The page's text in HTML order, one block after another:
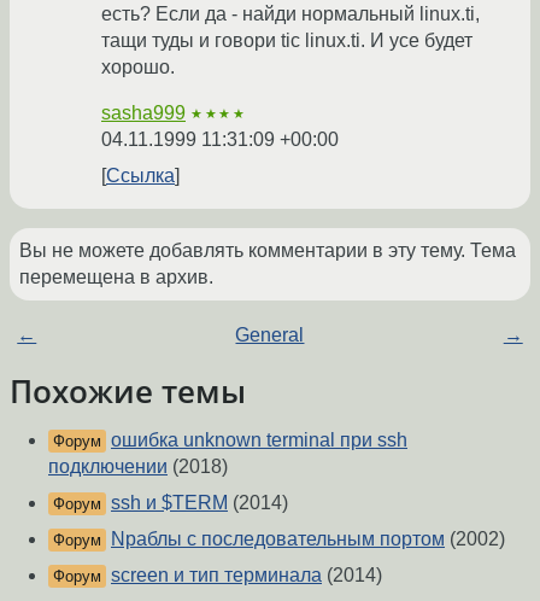
есть? Если да - найди нормальный linux.ti,
тащи туды и говори tic linux.ti. И усе будет
хорошо.
sasha999 ★★★★
04.11.1999 11:31:09 +00:00
Ссылка
Вы не можете добавлять комментарии в эту тему. Тема
перемещена в архив.
← General →
Похожие темы
Форум ошибка unknown terminal при ssh
подключении (2018)
Форум ssh и $TERM (2014)
Форум Nраблы с последовательным портом (2002)
Форум screen и тип терминала (2014)